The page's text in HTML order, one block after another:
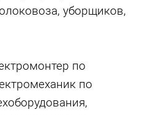
уборщиков,
по
по